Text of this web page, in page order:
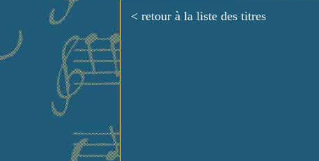
< retour à la liste des titres